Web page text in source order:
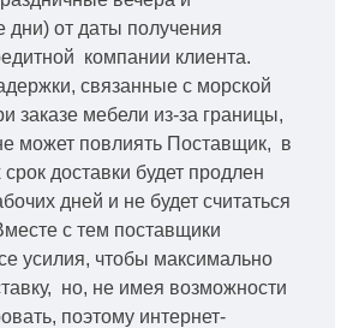
дни) от даты получения
компании клиента.
связанные с морской
заказе мебели из-за границы,
может повлиять Поставщик, в
срок доставки будет продлен
дней и не будет считаться
с тем поставщики
усилия, чтобы максимально
но, не имея возможности
поэтому интернет-